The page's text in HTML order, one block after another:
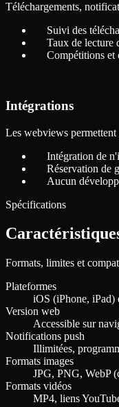
Téléchargements,
Suivi des
Taux de lecture
Compétitions et
Intégrations
Les webviews
Intégration de
Réservation de
Aucun
Spécifications
Formats, limites et
Plateformes
iOS (iPhone, iPad)
Version web
Accessible sur
Notifications push
Illimitées,
Formats images
JPG, PNG, WebP
Formats vidéos
MP4, liens